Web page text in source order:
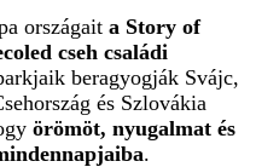
országait a Story of
cseh családi
beragyogják Svájc,
és Szlovákia
örömöt, nyugalmat és
.